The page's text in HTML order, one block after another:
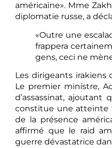
américaine». Mme
diplomatie russe, a
«Outre une
frappera
gens, ceci ne
Les dirigeants irakiens
Le premier ministre,
d’assassinat, ajoutant
constitue une atteinte
de la présence
affirmé que le raid
guerre dévastatrice